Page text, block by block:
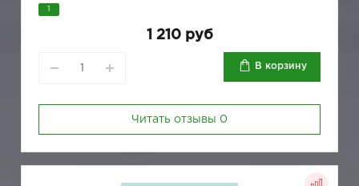
1 210 руб
В корзину
Читать отзывы 0